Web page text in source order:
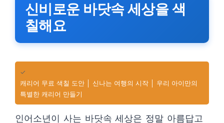
신비로운 바닷속 세상을 색
칠해요
✓
캐리어 무료 색칠 도안 │ 신나는 여행의 시작 │ 우리 아이만의
특별한 캐리어 만들기
인어소년이 사는 바닷속 세상은 정말 아름답고